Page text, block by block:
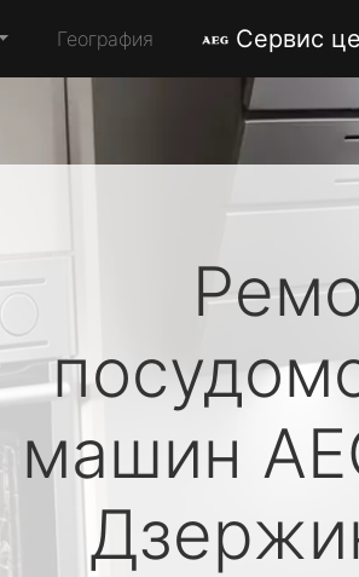
География Сервис
машин